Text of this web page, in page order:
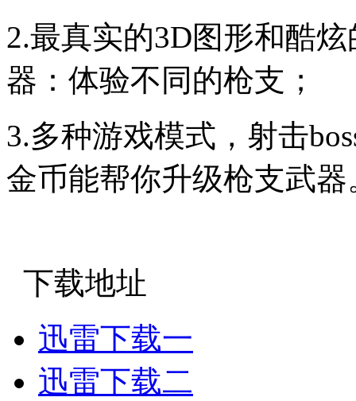
2.最真实的3D图形和酷
器：体验不同的枪支；
3.多种游戏模式，射击
金币能帮你升级枪支武器
下载地址
迅雷下载一
迅雷下载二